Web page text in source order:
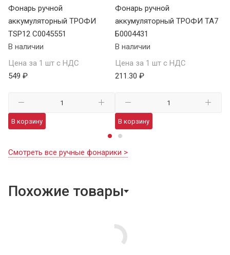
Фонарь ручной
аккумуляторный ТРОФИ
TSP12 C0045551
В наличии
Цена за 1 шт с НДС
549 ₽
В корзину
Фонарь ручной
аккумуляторный ТРОФИ TA7
Б0004431
В наличии
Цена за 1 шт с НДС
211.30 ₽
В корзину
Смотреть все ручные фонарики >
Похожие товары